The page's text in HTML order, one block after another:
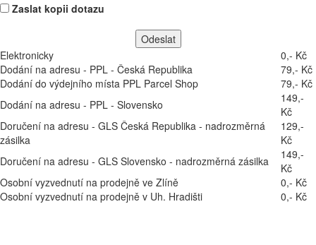
Zaslat kopii dotazu
Elektronicky
0,- Kč
Dodání na adresu - PPL - Česká Republika
79,- Kč
Dodání do výdejního místa PPL Parcel Shop
79,- Kč
Dodání na adresu - PPL - Slovensko
149,-
Kč
Doručení na adresu - GLS Česká Republika - nadrozměrná
zásilka
129,-
Kč
Doručení na adresu - GLS Slovensko - nadrozměrná zásilka
149,-
Kč
Osobní vyzvednutí na prodejně ve Zlíně
0,- Kč
Osobní vyzvednutí na prodejně v Uh. Hradišti
0,- Kč